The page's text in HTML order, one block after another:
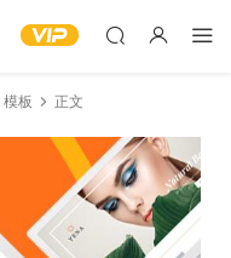
模板 正文